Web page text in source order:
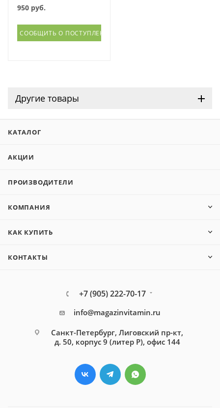
950 руб.
СООБЩИТЬ О ПОСТУПЛЕНИИ
Другие товары
КАТАЛОГ
АКЦИИ
ПРОИЗВОДИТЕЛИ
КОМПАНИЯ
КАК КУПИТЬ
КОНТАКТЫ
+7 (905) 222-70-17
info@magazinvitamin.ru
Санкт-Петербург, Лиговский пр-кт,
д. 50, корпус 9 (литер Р), офис 144